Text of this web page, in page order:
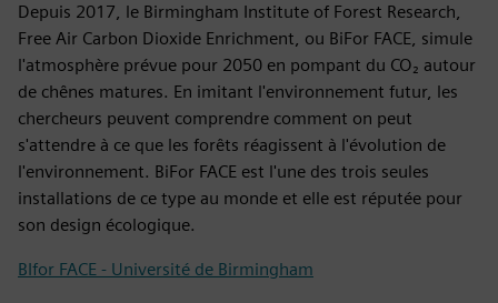
Depuis 2017, le Birmingham Institute of Forest Research,
Free Air Carbon Dioxide Enrichment, ou BiFor FACE, simule
l'atmosphère prévue pour 2050 en pompant du CO₂ autour
de chênes matures. En imitant l'environnement futur, les
chercheurs peuvent comprendre comment on peut
s'attendre à ce que les forêts réagissent à l'évolution de
l'environnement. BiFor FACE est l'une des trois seules
installations de ce type au monde et elle est réputée pour
son design écologique.
BIfor FACE - Université de Birmingham